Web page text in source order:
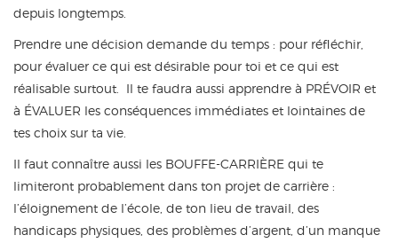
depuis longtemps.
Prendre une décision demande du temps : pour réfléchir,
pour évaluer ce qui est désirable pour toi et ce qui est
réalisable surtout. Il te faudra aussi apprendre à PRÉVOIR et
à ÉVALUER les conséquences immédiates et lointaines de
tes choix sur ta vie.
Il faut connaître aussi les BOUFFE-CARRIÈRE qui te
limiteront probablement dans ton projet de carrière :
l’éloignement de l’école, de ton lieu de travail, des
handicaps physiques, des problèmes d’argent, d’un manque